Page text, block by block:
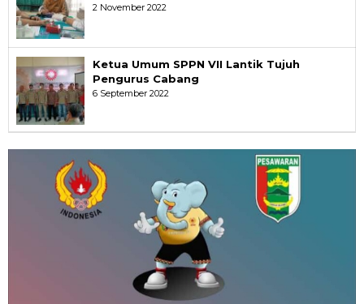
2 November 2022
Ketua Umum SPPN VII Lantik Tujuh
Pengurus Cabang
6 September 2022